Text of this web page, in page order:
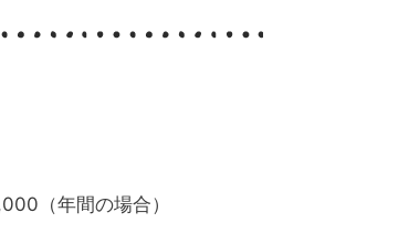
（年間の場合）